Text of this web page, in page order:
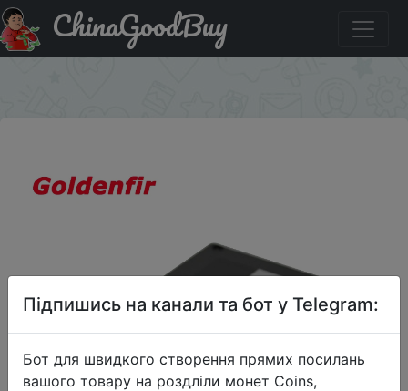
Придбати по знижці JAREK1111 Самая низкая цена SSD
2,5 512ГБChinaGoodBuy
Підпишись на канали та бот у Telegram:
Бот для швидкого створення прямих посилань
вашого товару на роздліли монет Coins,